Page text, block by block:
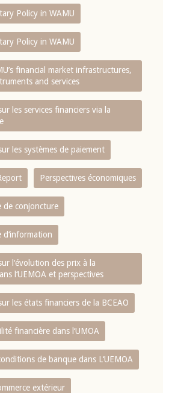
Policy in WAMU
Policy in WAMU
financial market infrastructures,
and services
les services financiers via la
les systèmes de paiement
Perspectives économiques
de conjoncture
l‘évolution des prix à la
l‘UEMOA et perspectives
les états financiers de la BCEAO
financière dans l‘UMOA
de banque dans L‘UEMOA
extérieur